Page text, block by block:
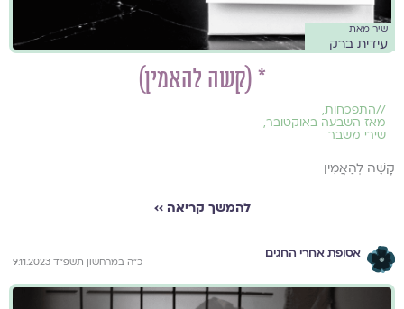
שיר מאת
עידית ברק
* (קשה להאמין)
//התפכחות,
מאז השבעה באוקטובר,
שירי משבר
קָשֶׁה לְהַאֲמִין
להמשך קריאה ››
אסופת אחרי החגים
כ"ה במרחשון תשפ"ד 9.11.2023